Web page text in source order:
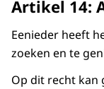
Artikel 14:
Eenieder heeft
zoeken en te
Op dit recht kan